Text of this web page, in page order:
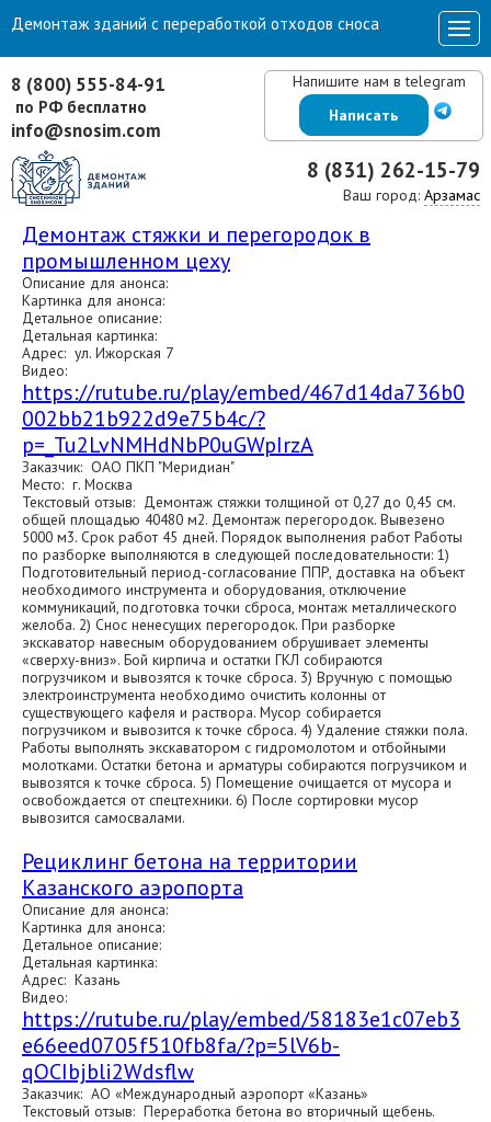
8 (800) 555-84-91
по РФ бесплатно
info@snosim.com
Напишите нам в telegram
Написать
8 (831) 262-15-79
Ваш город: Арзамас
Демонтаж зданий с переработкой отходов сноса
Демонтаж стяжки и перегородок в
промышленном цеху
Описание для анонса:
Картинка для анонса:
Детальное описание:
Детальная картинка:
Адрес: ул. Ижорская 7
Видео:
https://rutube.ru/play/embed/467d14da736b0
002bb21b922d9e75b4c/?
p=_Tu2LvNMHdNbP0uGWpIrzA
Заказчик: ОАО ПКП "Меридиан"
Место: г. Москва
Текстовый отзыв: Демонтаж стяжки толщиной от 0,27 до 0,45 см.
общей площадью 40480 м2. Демонтаж перегородок. Вывезено
5000 м3. Срок работ 45 дней. Порядок выполнения работ Работы
по разборке выполняются в следующей последовательности: 1)
Подготовительный период-согласование ППР, доставка на объект
необходимого инструмента и оборудования, отключение
коммуникаций, подготовка точки сброса, монтаж металлического
желоба. 2) Снос ненесущих перегородок. При разборке
экскаватор навесным оборудованием обрушивает элементы
«сверху-вниз». Бой кирпича и остатки ГКЛ собираются
погрузчиком и вывозятся к точке сброса. 3) Вручную с помощью
электроинструмента необходимо очистить колонны от
существующего кафеля и раствора. Мусор собирается
погрузчиком и вывозится к точке сброса. 4) Удаление стяжки пола.
Работы выполнять экскаватором с гидромолотом и отбойными
молотками. Остатки бетона и арматуры собираются погрузчиком и
вывозятся к точке сброса. 5) Помещение очищается от мусора и
освобождается от спецтехники. 6) После сортировки мусор
вывозится самосвалами.
Рециклинг бетона на территории
Казанского аэропорта
Описание для анонса:
Картинка для анонса:
Детальное описание:
Детальная картинка:
Адрес: Казань
Видео:
https://rutube.ru/play/embed/58183e1c07eb3
e66eed0705f510fb8fa/?p=5lV6b-
qOCIbjbli2Wdsflw
Заказчик: АО «Международный аэропорт «Казань»
Текстовый отзыв: Переработка бетона во вторичный щебень.